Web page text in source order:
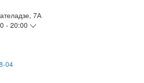
7А
- 20:00
04